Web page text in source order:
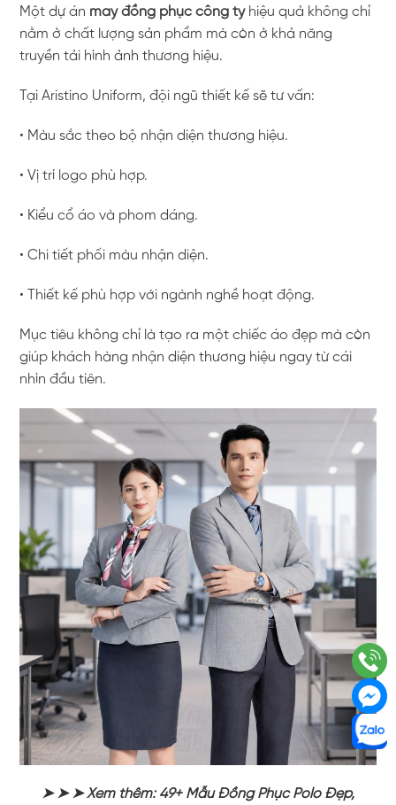
Một dự án may đồng phục công tyhiệu quả không chỉ
nằm ở chất lượng sản phẩm mà còn ở khả năng
truyền tải hình ảnh thương hiệu.
Tại Aristino Uniform, đội ngũ thiết kế sẽ tư vấn:
• Màu sắc theo bộ nhận diện thương hiệu.
• Vị trí logo phù hợp.
• Kiểu cổ áo và phom dáng.
• Chi tiết phối màu nhận diện.
• Thiết kế phù hợp với ngành nghề hoạt động.
Mục tiêu không chỉ là tạo ra một chiếc áo đẹp mà còn
giúp khách hàng nhận diện thương hiệu ngay từ cái
nhìn đầu tiên.
➤ ➤ ➤ Xem thêm: 49+ Mẫu Đồng Phục Polo Đẹp,